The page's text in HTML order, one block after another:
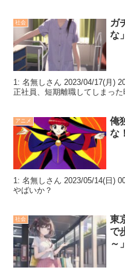
社会
ガ
な
1: 名無しさん 2023/04/17(月)
正社員、短期離職してしまった
アニメ
俺
な
1: 名無しさん 2023/05/14(日)
やばいか？
社会
東
で
～